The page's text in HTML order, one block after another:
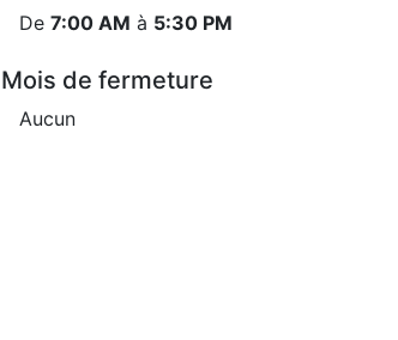
De 7:00 AM à 5:30 PM
Mois de fermeture
Aucun